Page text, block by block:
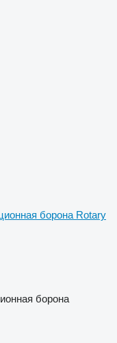
борона Rotary
борона